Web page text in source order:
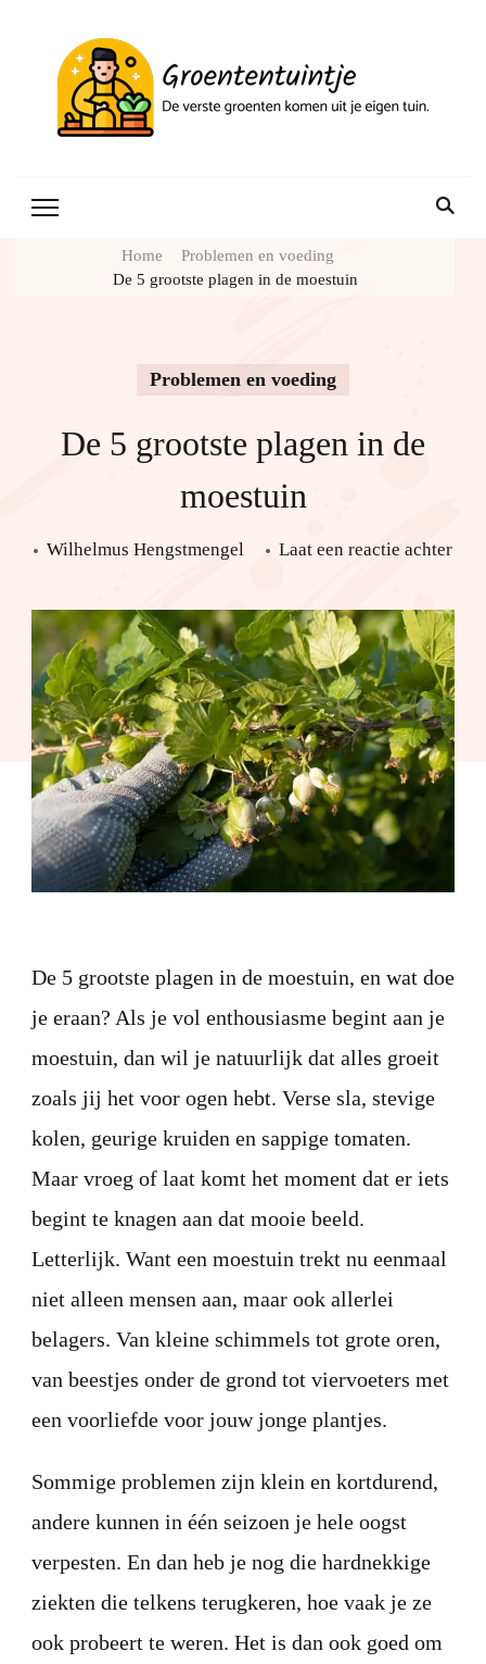
Home
Problemen en voeding
De 5 grootste plagen in de moestuin
Problemen en voeding
De 5 grootste plagen in de
moestuin
Wilhelmus Hengstmengel Laat een reactie achterDe
in
de
De 5 grootste plagen in de moestuin, en wat doe
je eraan? Als je vol enthousiasme begint aan je
moestuin, dan wil je natuurlijk dat alles groeit
zoals jij het voor ogen hebt. Verse sla, stevige
kolen, geurige kruiden en sappige tomaten.
Maar vroeg of laat komt het moment dat er iets
begint te knagen aan dat mooie beeld.
Letterlijk. Want een moestuin trekt nu eenmaal
niet alleen mensen aan, maar ook allerlei
belagers. Van kleine schimmels tot grote oren,
van beestjes onder de grond tot viervoeters met
een voorliefde voor jouw jonge plantjes.
Sommige problemen zijn klein en kortdurend,
andere kunnen in één seizoen je hele oogst
verpesten. En dan heb je nog die hardnekkige
ziekten die telkens terugkeren, hoe vaak je ze
ook probeert te weren. Het is dan ook goed om